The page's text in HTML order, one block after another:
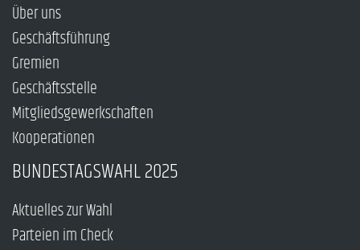
Über uns
Geschäftsführung
Gremien
Geschäftsstelle
Mitgliedsgewerkschaften
Kooperationen
BUNDESTAGSWAHL 2025
Aktuelles zur Wahl
Parteien im Check